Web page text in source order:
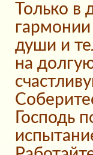
Только в
гармонии
души и
на
Господь